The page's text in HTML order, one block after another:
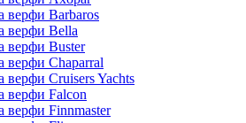
верфи Barbaros
верфи Bella
верфи Buster
верфи Chaparral
верфи Cruisers Yachts
верфи Falcon
верфи Finnmaster